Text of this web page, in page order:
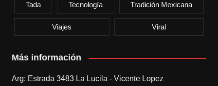
Tada Tecnología Tradición Mexicana
Viajes Viral
Más información
Arg: Estrada 3483 La Lucila - Vicente Lopez